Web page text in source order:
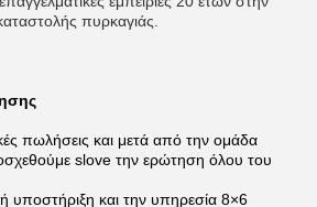
πυρκαγιάς.
πωλήσεις και μετά από την ομάδα
slove την ερώτηση όλου του
υποστήριξη και την υπηρεσία 8×6